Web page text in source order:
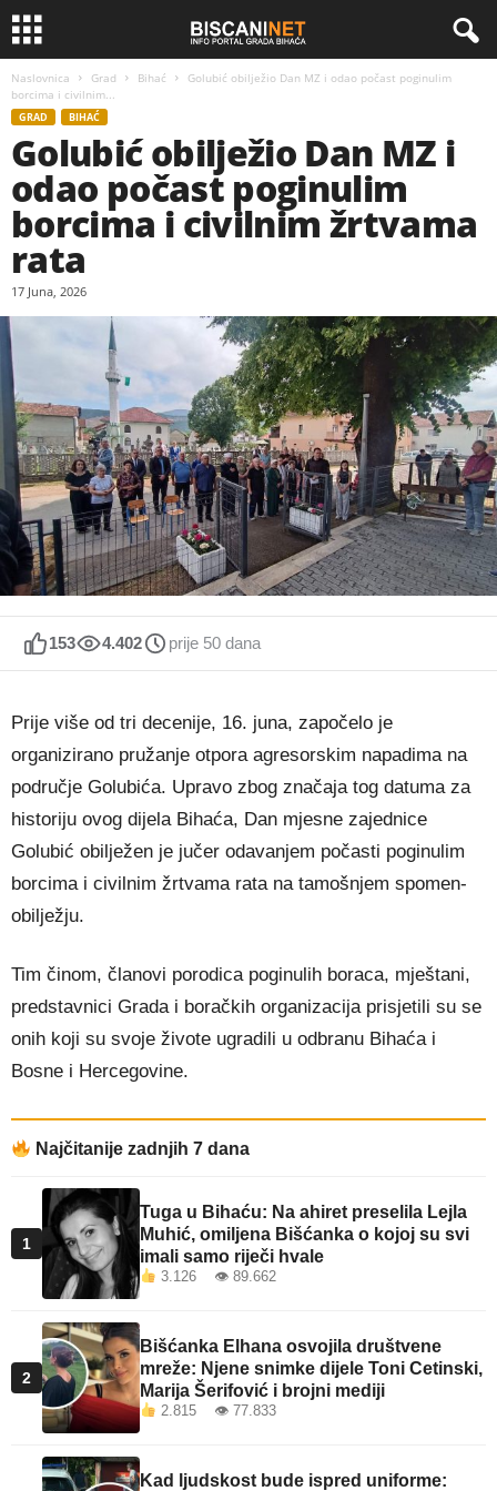
Naslovnica Grad Bihać
Golubić obilježio Dan MZ i odao počast poginulim
borcima i civilnim...
GRAD BIHAĆ
Golubić obilježio Dan MZ i
odao počast poginulim
borcima i civilnim žrtvama
rata
17 Juna, 2026
153 4.402 prije 50 dana
Prije više od tri decenije, 16. juna, započelo je
organizirano pružanje otpora agresorskim napadima na
područje Golubića. Upravo zbog značaja tog datuma za
historiju ovog dijela Bihaća, Dan mjesne zajednice
Golubić obilježen je jučer odavanjem počasti poginulim
borcima i civilnim žrtvama rata na tamošnjem spomen-
obilježju.
Tim činom, članovi porodica poginulih boraca, mještani,
predstavnici Grada i boračkih organizacija prisjetili su se
onih koji su svoje živote ugradili u odbranu Bihaća i
Bosne i Hercegovine.
Najčitanije zadnjih 7 dana
1
Tuga u Bihaću: Na ahiret preselila Lejla
Muhić, omiljena Bišćanka o kojoj su svi
imali samo riječi hvale
3.126 👁 89.662
2
Bišćanka Elhana osvojila društvene
mreže: Njene snimke dijele Toni Cetinski,
Marija Šerifović i brojni mediji
2.815 👁 77.833
Kad ljudskost bude ispred uniforme: